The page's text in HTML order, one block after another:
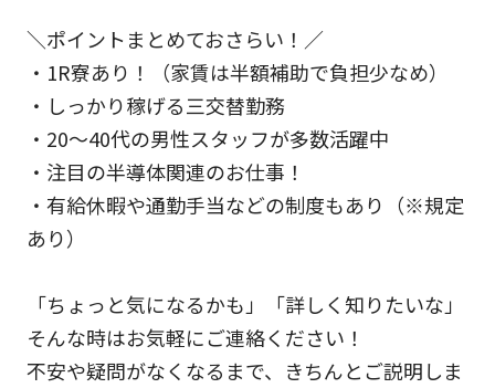
＼ポイントまとめておさらい！／
・1R寮あり！（家賃は半額補助で負担少なめ）
・しっかり稼げる三交替勤務
・20～40代の男性スタッフが多数活躍中
・注目の半導体関連のお仕事！
・有給休暇や通勤手当などの制度もあり（※規定
あり）
「ちょっと気になるかも」「詳しく知りたいな」
そんな時はお気軽にご連絡ください！
不安や疑問がなくなるまで、きちんとご説明しま